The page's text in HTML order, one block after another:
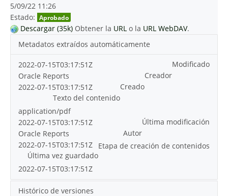
5/09/22 11:26
Estado: Aprobado
Descargar (35k) Obtener la URL o la URL WebDAV.
Metadatos extraídos automáticamente
Modificado
2022-07-15T03:17:51Z
Creador
Oracle Reports
Creado
2022-07-15T03:17:51Z
Texto del contenido
application/pdf
Última modificación
2022-07-15T03:17:51Z
Autor
Oracle Reports
Etapa de creación de contenidos
2022-07-15T03:17:51Z
Última vez guardado
2022-07-15T03:17:51Z
Histórico de versiones